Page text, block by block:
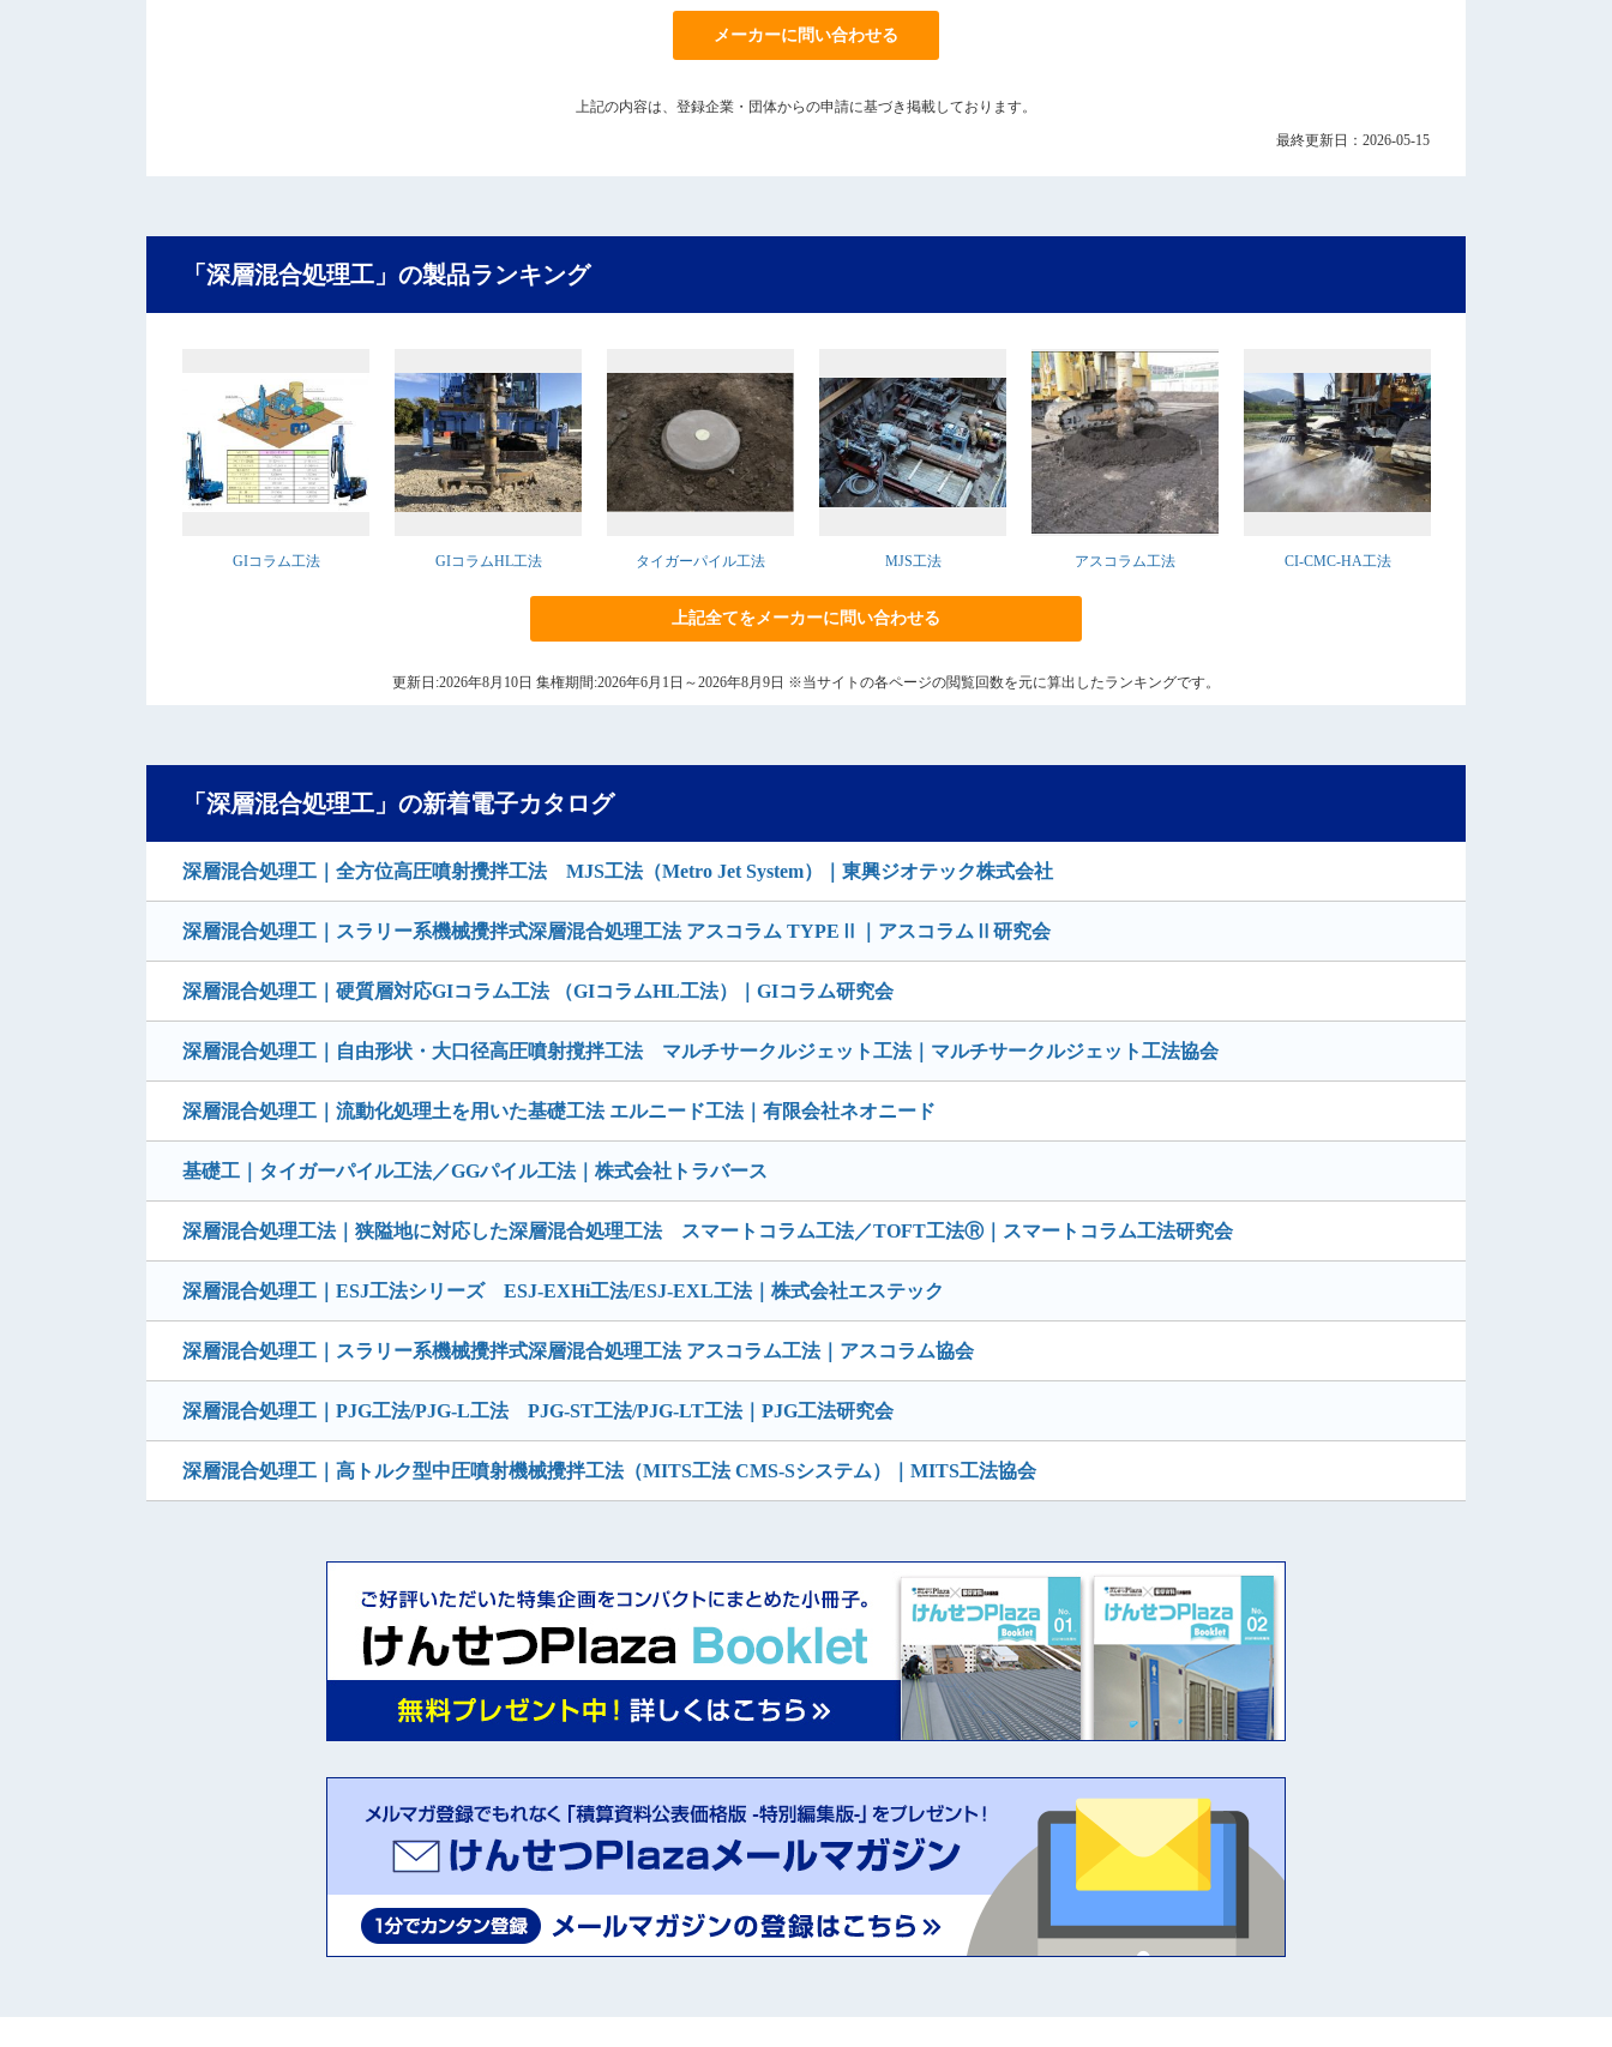
メーカーに問い合わせる
上記の内容は、登録企業・団体からの申請に基づき掲載しております。
最終更新日：2026-05-15
「深層混合処理工」の製品ランキング
GIコラム工法 GIコラムHL工法 タイガーパイル工法 MJS工法 アスコラム工法 CI-CMC-HA工法
上記全てをメーカーに問い合わせる
更新日:2026年8月10日 集権期間:2026年6月1日～2026年8月9日 ※当サイトの各ページの閲覧回数を元に算出したランキングです。
「深層混合処理工」の新着電子カタログ
深層混合処理工｜全方位高圧噴射攪拌工法 MJS工法（Metro Jet System）｜東興ジオテック株式会社
深層混合処理工｜スラリー系機械攪拌式深層混合処理工法 アスコラム TYPEⅡ｜アスコラムⅡ研究会
深層混合処理工｜硬質層対応GIコラム工法 （GIコラムHL工法）｜GIコラム研究会
深層混合処理工｜自由形状・大口径高圧噴射撹拌工法 マルチサークルジェット工法｜マルチサークルジェット工法協会
深層混合処理工｜流動化処理土を用いた基礎工法 エルニード工法｜有限会社ネオニード
基礎工｜タイガーパイル工法／GGパイル工法｜株式会社トラバース
深層混合処理工法｜狭隘地に対応した深層混合処理工法 スマートコラム工法／TOFT工法Ⓡ｜スマートコラム工法研究会
深層混合処理工｜ESJ工法シリーズ ESJ-EXHi工法/ESJ-EXL工法｜株式会社エステック
深層混合処理工｜スラリー系機械攪拌式深層混合処理工法 アスコラム工法｜アスコラム協会
深層混合処理工｜PJG工法/PJG-L工法 PJG-ST工法/PJG-LT工法｜PJG工法研究会
深層混合処理工｜高トルク型中圧噴射機械攪拌工法（MITS工法 CMS-Sシステム）｜MITS工法協会